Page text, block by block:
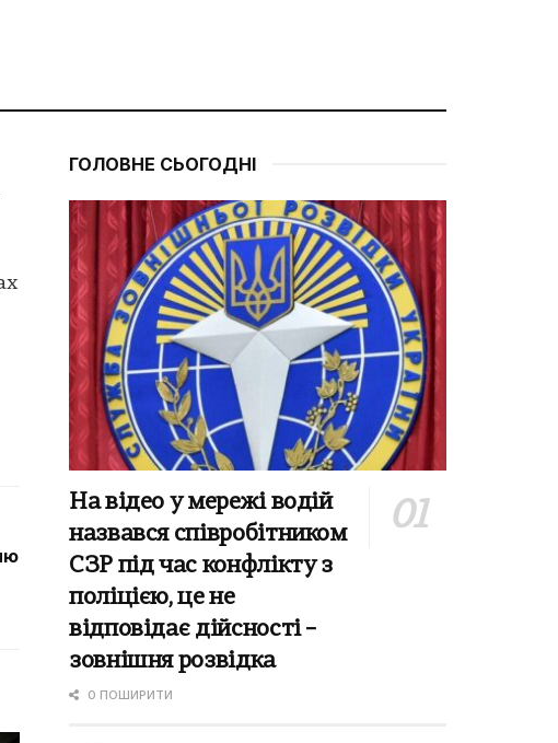
ГОЛОВНЕ СЬОГОДНІ
На відео у мережі водій
назвався співробітником
СЗР під час конфлікту з
поліцією, це не
відповідає дійсності –
зовнішня розвідка
0 ПОШИРИТИ